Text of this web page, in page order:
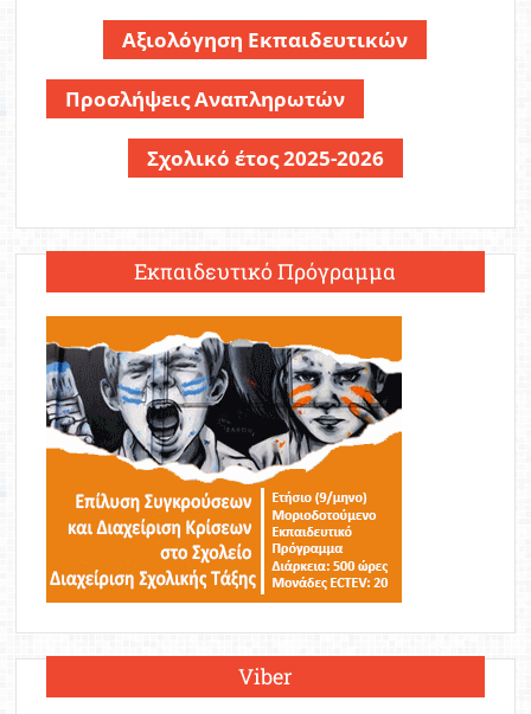
Αξιολόγηση Εκπαιδευτικών
Προσλήψεις Αναπληρωτών
Σχολικό έτος 2025-2026
Εκπαιδευτικό Πρόγραμμα
Viber